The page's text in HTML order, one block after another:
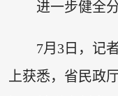
进一步健全
7月3日，记
上获悉，省民政